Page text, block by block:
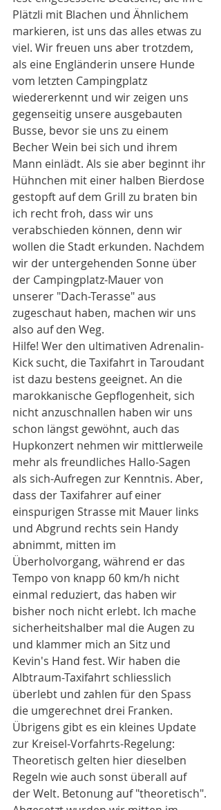
Plätzli mit Blachen und Ähnlichem
markieren, ist uns das alles etwas zu
viel. Wir freuen uns aber trotzdem,
als eine Engländerin unsere Hunde
vom letzten Campingplatz
wiedererkennt und wir zeigen uns
gegenseitig unsere ausgebauten
Busse, bevor sie uns zu einem
Becher Wein bei sich und ihrem
Mann einlädt. Als sie aber beginnt ihr
Hühnchen mit einer halben Bierdose
gestopft auf dem Grill zu braten bin
ich recht froh, dass wir uns
verabschieden können, denn wir
wollen die Stadt erkunden. Nachdem
wir der untergehenden Sonne über
der Campingplatz-Mauer von
unserer "Dach-Terasse" aus
zugeschaut haben, machen wir uns
also auf den Weg.
Hilfe! Wer den ultimativen Adrenalin-
Kick sucht, die Taxifahrt in Taroudant
ist dazu bestens geeignet. An die
marokkanische Gepflogenheit, sich
nicht anzuschnallen haben wir uns
schon längst gewöhnt, auch das
Hupkonzert nehmen wir mittlerweile
mehr als freundliches Hallo-Sagen
als sich-Aufregen zur Kenntnis. Aber,
dass der Taxifahrer auf einer
einspurigen Strasse mit Mauer links
und Abgrund rechts sein Handy
abnimmt, mitten im
Überholvorgang, während er das
Tempo von knapp 60 km/h nicht
einmal reduziert, das haben wir
bisher noch nicht erlebt. Ich mache
sicherheitshalber mal die Augen zu
und klammer mich an Sitz und
Kevin's Hand fest. Wir haben die
Albtraum-Taxifahrt schliesslich
überlebt und zahlen für den Spass
die umgerechnet drei Franken.
Übrigens gibt es ein kleines Update
zur Kreisel-Vorfahrts-Regelung:
Theoretisch gelten hier dieselben
Regeln wie auch sonst überall auf
der Welt. Betonung auf "theoretisch".